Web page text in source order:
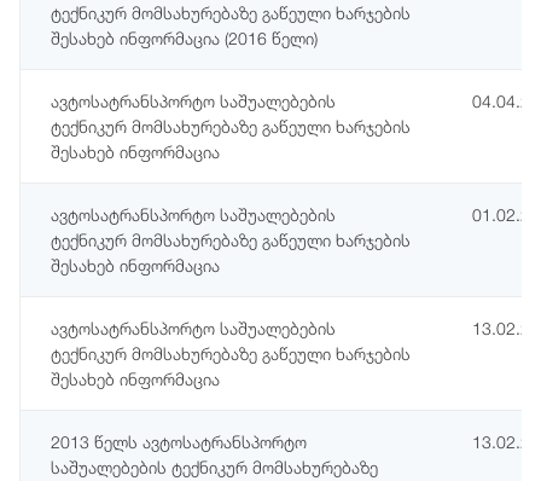
ტექნიკურ მომსახურებაზე გაწეული ხარჯების
შესახებ ინფორმაცია (2016 წელი)
ავტოსატრანსპორტო საშუალებების
ტექნიკურ მომსახურებაზე გაწეული ხარჯების
შესახებ ინფორმაცია
ავტოსატრანსპორტო საშუალებების
ტექნიკურ მომსახურებაზე გაწეული ხარჯების
შესახებ ინფორმაცია
ავტოსატრანსპორტო საშუალებების
ტექნიკურ მომსახურებაზე გაწეული ხარჯების
შესახებ ინფორმაცია
2013 წელს ავტოსატრანსპორტო
საშუალებების ტექნიკურ მომსახურებაზე